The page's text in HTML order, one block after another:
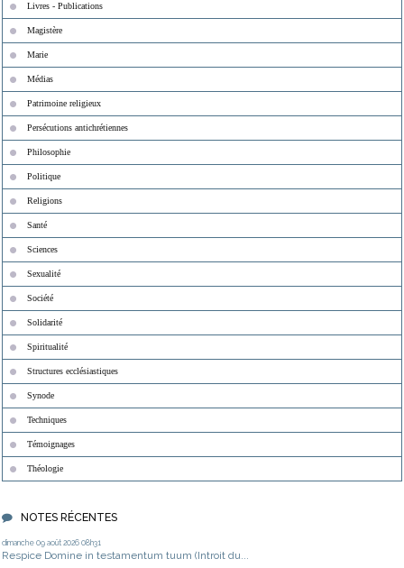
Livres - Publications
Magistère
Marie
Médias
Patrimoine religieux
Persécutions antichrétiennes
Philosophie
Politique
Religions
Santé
Sciences
Sexualité
Société
Solidarité
Spiritualité
Structures ecclésiastiques
Synode
Techniques
Témoignages
Théologie
NOTES RÉCENTES
dimanche 09 août 2026 08h31
Respice Domine in testamentum tuum (Introit du...